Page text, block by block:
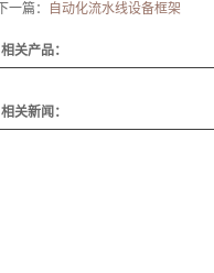
下一篇：
自动化流水线设备框架
相关产品：
相关新闻：